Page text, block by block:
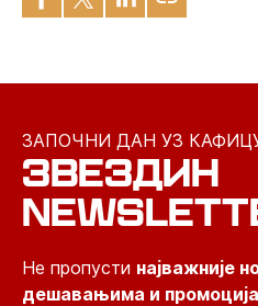
ЗАПОЧНИ ДАН УЗ
ЗВЕЗДИН
Не пропусти најважније
дешавањима и